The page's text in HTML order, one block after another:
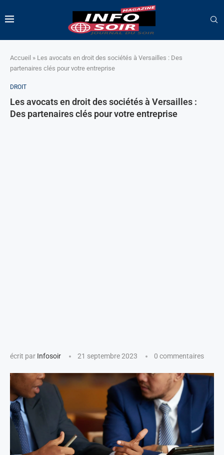
Accueil » Les avocats en droit des sociétés à Versailles : Des
partenaires clés pour votre entreprise
DROIT
Les avocats en droit des sociétés à Versailles :
Des partenaires clés pour votre entreprise
écrit par Infosoir 21 septembre 2023 0 commentaires